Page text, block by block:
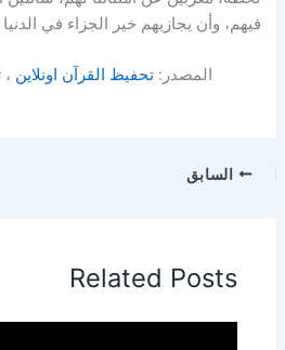
فيهم، وأن يجازيهم خير الجزاء في الدنيا
المصدر:تحفيظ القرآن اونلاين ،
السابق
Related Posts